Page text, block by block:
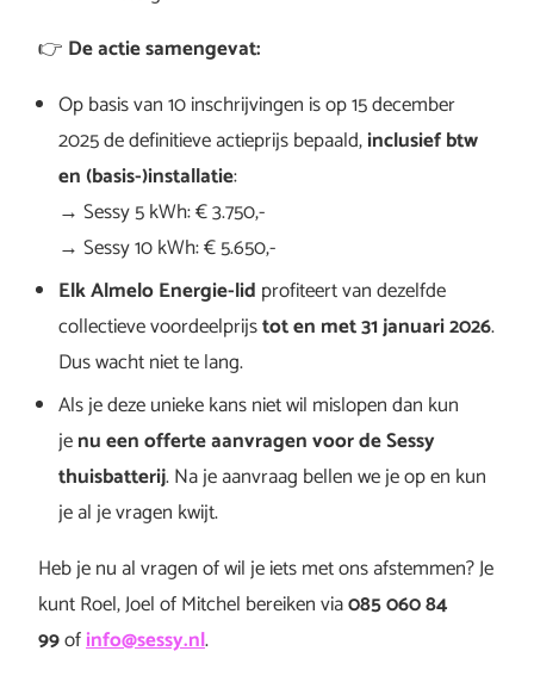
👉 De actie samengevat:
Op basis van 10 inschrijvingen is op 15 december
2025 de definitieve actieprijs bepaald,inclusief btw
en (basis-)installatie:
→ Sessy 5 kWh: € 3.750,-
→ Sessy 10 kWh: € 5.650,-
Elk Almelo Energie-lid profiteert van dezelfde
collectieve voordeelprijstot en met 31 januari 2026.
Dus wacht niet te lang.
Als je deze unieke kans niet wil mislopen dan kun
jenu een offerte aanvragen voor de Sessy
thuisbatterij. Na je aanvraag bellen we je op en kun
je al je vragen kwijt.
Heb je nu al vragen of wil je iets met ons afstemmen? Je
kunt Roel, Joel of Mitchel bereiken via085 060 84
99ofinfo@sessy.nl.